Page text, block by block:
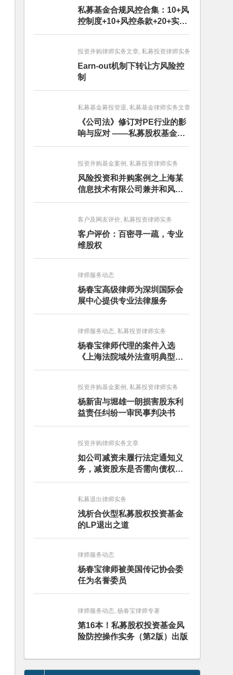
私募基金合规风控合集：10+风
控制度+10+风控条款+20+实务
文章+每月动态
投资并购律师实务文章, 私募投资律师实务
Earn-out机制下转让方风险控
制
私募基金募投管退, 私募基金律师实务文章
《公司法》修订对PE行业的影
响与应对 ——私募股权基金募
投管退篇
投资并购基金案例, 私募投资律师实务
风险投资和并购案例之上海某
信息技术有限公司兼并和风险
投资服务
客户及网友评价, 私募投资律师实务
客户评价：百密寻一疏，专业
维股权
律师服务动态
杨春宝高级律师为深圳国际会
展中心提供专业法律服务
律师服务动态, 私募投资律师实务
杨春宝律师代理的案件入选
《上海法院域外法查明典型案
例》
投资并购基金案例, 私募投资律师实务
杨新宙与堀雄一朗损害股东利
益责任纠纷一审民事判决书
投资并购律师实务文章
如公司减资未履行法定通知义
务，减资股东是否需向债权人
担责？且看最高人民法院怎么
私募退出律师实务
浅析合伙型私募股权投资基金
的LP退出之道
律师服务动态
杨春宝律师被美国传记协会委
任为名誉委员
律师服务动态, 杨春宝律师专著
第16本！私募股权投资基金风
险防控操作实务（第2版）出版